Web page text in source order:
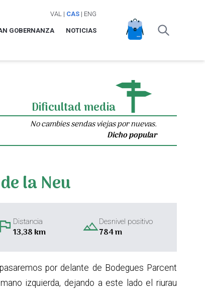
VAL | CAS| ENG
GOBERNANZA NOTICIAS
Dificultad media
No cambies sendas viejas por nuevas.
Dicho popular
la Neu
flag Distancia
13,38 km landscapeDesnivel positivo
784 m
por delante de Bodegues Parcent
izquierda, dejando a este lado el riurau